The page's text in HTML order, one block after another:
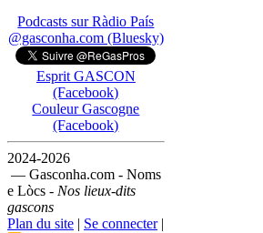
Podcasts sur Ràdio País
@gasconha.com (Bluesky)
Esprit GASCON
(Facebook)
Couleur Gascogne
(Facebook)
2024-2026
— Gasconha.com - Noms
e Lòcs - Nos lieux-dits
gascons
Plan du site | Se connecter|